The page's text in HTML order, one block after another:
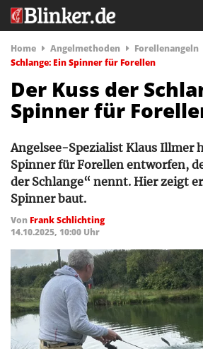
Home Angelmethoden Forellenangeln
Schlange: Ein Spinner für Forellen
Der Kuss der
Spinner für
Angelsee-Spezialist Klaus Illmer
Spinner für Forellen entworfen,
der Schlange“ nennt. Hier zeigt
Spinner baut.
Von Frank Schlichting
14.10.2025, 10:00 Uhr